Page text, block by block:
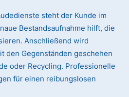
steht der Kunde im
Bestandsaufnahme hilft, die
Anschließend wird
den Gegenständen geschehen
oder Recycling. Professionelle
für einen reibungslosen